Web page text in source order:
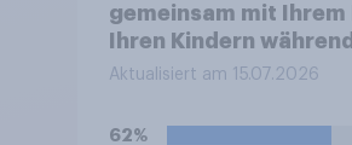
gemeinsam mit Ihrem
Ihren Kindern
diesjährigen
Zutreffende aus.
Aktualisiert am 15.07.2026
62%